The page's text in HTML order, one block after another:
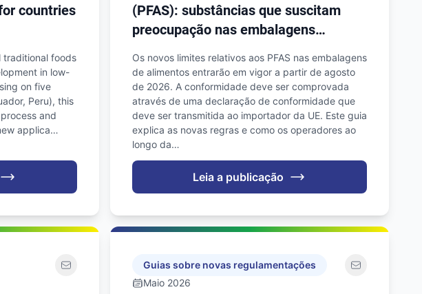
countries
traditional foods
in low-
on five
Peru), this
and
applica…
(PFAS): substâncias que suscitam
preocupação nas embalagens
Os novos limites relativos aos PFAS nas embalagens
de alimentos entrarão em vigor a partir de agosto
de 2026. A conformidade deve ser comprovada
através de uma declaração de conformidade que
deve ser transmitida ao importador da UE. Este guia
explica as novas regras e como os operadores ao
longo da…
Leia a publicação
Guias sobre novas regulamentações
Maio 2026